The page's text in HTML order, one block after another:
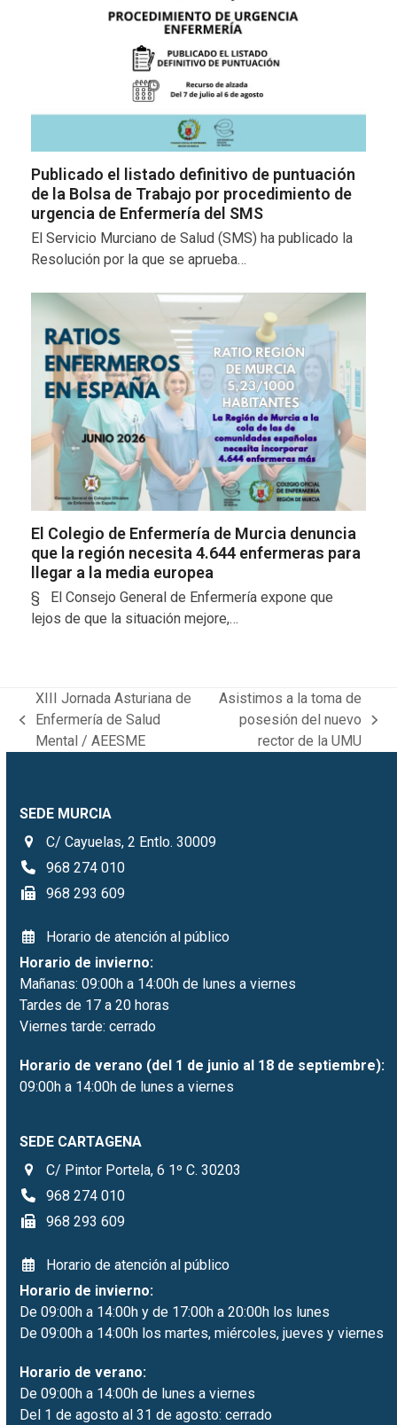
Publicado el listado definitivo de puntuación
de la Bolsa de Trabajo por procedimiento de
urgencia de Enfermería del SMS
El Servicio Murciano de Salud (SMS) ha publicado la
Resolución por la que se aprueba…
El Colegio de Enfermería de Murcia denuncia
que la región necesita 4.644 enfermeras para
llegar a la media europea
§ El Consejo General de Enfermería expone que
lejos de que la situación mejore,…
previous
post:
XIII Jornada Asturiana de
Enfermería de Salud
Mental / AEESME
post:
Asistimos a la toma de
posesión del nuevo
rector de la UMU
SEDE MURCIA
C/ Cayuelas, 2 Entlo. 30009
968 274 010
968 293 609
Horario de atención al público
Horario de invierno:
Mañanas: 09:00h a 14:00h de lunes a viernes
Tardes de 17 a 20 horas
Viernes tarde: cerrado
Horario de verano (del 1 de junio al 18 de septiembre):
09:00h a 14:00h de lunes a viernes
SEDE CARTAGENA
C/ Pintor Portela, 6 1º C. 30203
968 274 010
968 293 609
Horario de atención al público
Horario de invierno:
De 09:00h a 14:00h y de 17:00h a 20:00h los lunes
De 09:00h a 14:00h los martes, miércoles, jueves y viernes
Horario de verano:
De 09:00h a 14:00h de lunes a viernes
Del 1 de agosto al 31 de agosto: cerrado